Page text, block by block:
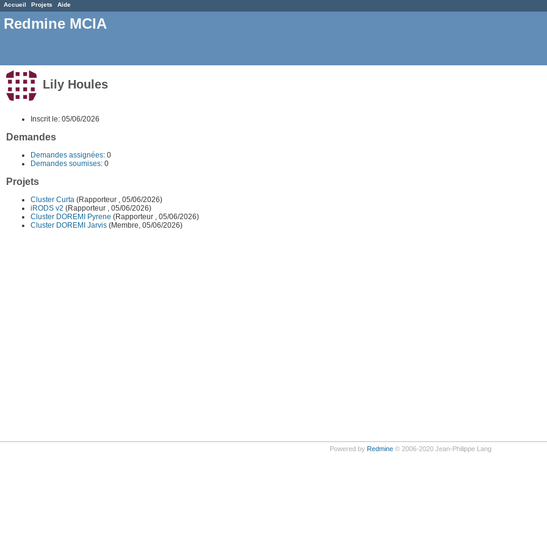
Accueil Projets Aide
Redmine MCIA
Lily Houles
Inscrit le: 05/06/2026
Demandes
Demandes assignées: 0
Demandes soumises: 0
Projets
Cluster Curta (Rapporteur , 05/06/2026)
iRODS v2 (Rapporteur , 05/06/2026)
Cluster DOREMI Pyrene (Rapporteur , 05/06/2026)
Cluster DOREMI Jarvis (Membre, 05/06/2026)
Powered by Redmine© 2006-2020 Jean-Philippe Lang